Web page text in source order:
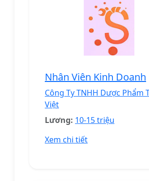
Nhân Viên Kinh Doanh
Công Ty TNHH Dược Phẩm
Việt
Lương: 10-15 triệu
Xem chi tiết